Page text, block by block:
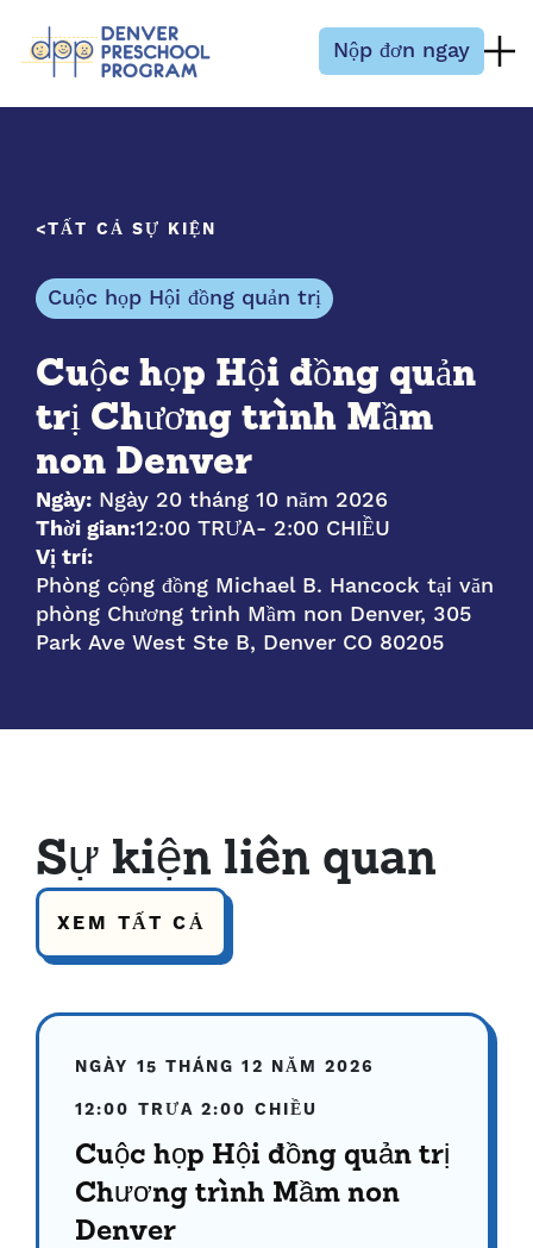
Nộp đơn ngay
TẤT CẢ SỰ KIỆN
Cuộc họp Hội đồng quản trị
Cuộc họp Hội đồng quản
trị Chương trình Mầm
non Denver
Ngày: Ngày 20 tháng 10 năm 2026
Thời gian:12:00 TRƯA- 2:00 CHIỀU
Vị trí:
Phòng cộng đồng Michael B. Hancock tại văn
phòng Chương trình Mầm non Denver, 305
Park Ave West Ste B, Denver CO 80205
Sự kiện liên quan
XEM TẤT CẢ
NGÀY 15 THÁNG 12 NĂM 2026
12:00 TRƯA 2:00 CHIỀU
Cuộc họp Hội đồng quản trị
Chương trình Mầm non
Denver